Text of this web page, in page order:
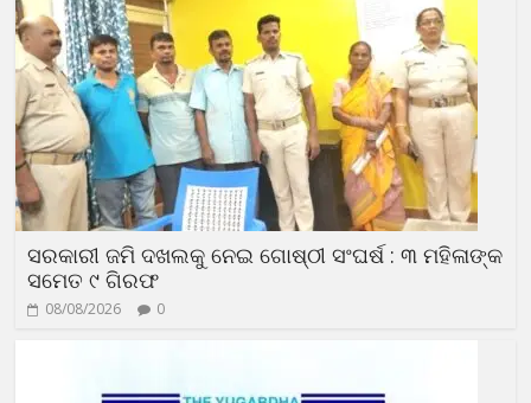
ସରକାରୀ ଜମି ଦଖଲକୁ ନେଇ ଗୋଷ୍ଠୀ ସଂଘର୍ଷ : ୩ ମହିଳାଙ୍କ
ସମେତ ୯ ଗିରଫ
08/08/2026 0